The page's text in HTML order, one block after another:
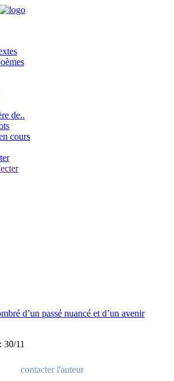
de..
cours
d’un passé nuancé et d’un avenir
30/11
contacter l'auteur